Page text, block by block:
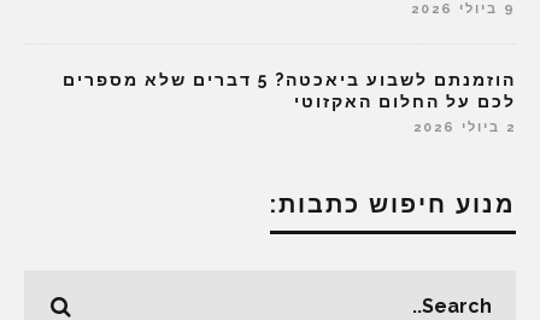
9 ביולי 2026
הוזמנתם לשבוע ביאכטה? 5 דברים שלא מספרים
לכם על החלום האקזוטי
2 ביולי 2026
מנוע חיפוש כתבות: